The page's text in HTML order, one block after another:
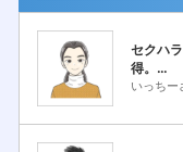
セクハ
得。
自分を
いっちー